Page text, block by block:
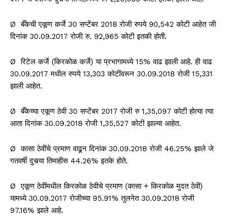
Ø बँकेची एकूण कर्जे 30 सप्टेंबर 2018 रोजी रुपये 90,542 कोटी आहेत जी
दिनांक 30.09.2017 रोजी रु. 92,965 कोटी इतकी होती.
Ø रिटेल कर्जे (किरकोळ कर्जे) या प्रभागामध्ये 15% वाढ झाली आहे. ही वाढ
30.09.2017 मधील रुपये 13,303 कोटींवरून 30.09.2018 रोजी 15,331
झाली आहेत.
Ø बँकेच्या एकूण ठेवी 30 सप्टेंबर 2017 रोजी रु 1,35,097 कोटी होत्या त्या
आता दिनांक 30.09.2018 रोजी 1,35,527 कोटी झाल्या आहेत.
Ø कासा ठेवींचे प्रमाण वाढून दिनांक 30.09.2018 रोजी 46.25% झाले जे
गतवर्षी दुसर्‍या तिमाहीस 44.26% इतके होते.
Ø एकूण ठेवींमधील किरकोळ ठेवीचे प्रमाण (कासा + किरकोळ मुदत ठेवी)
यामध्ये 30.09.2017 रोजीच्या 95.91% तुलनेत 30.09.2018 रोजी
97.16% झाले आहे.